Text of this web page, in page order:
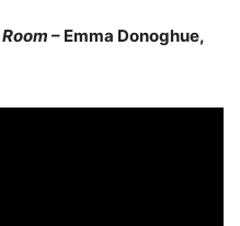
Room – Emma Donoghue,